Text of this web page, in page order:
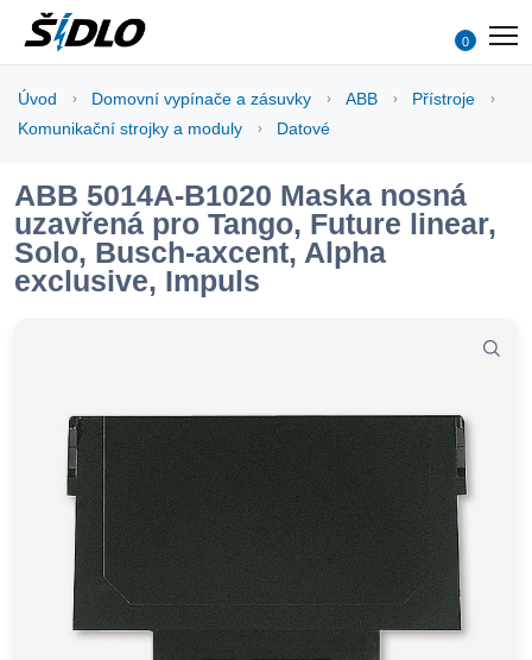
0
Úvod Domovní vypínače a zásuvky ABB
Přístroje
Komunikační strojky a moduly
Datové
ABB 5014A-B1020 Maska nosná
uzavřená pro Tango, Future linear,
Solo, Busch-axcent, Alpha
exclusive, Impuls